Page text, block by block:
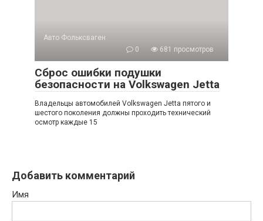
Авто Фольксваген
0
681 просмотров
Сброс ошибки подушки
безопасности на Volkswagen Jetta
Владельцы автомобилей Volkswagen Jetta пятого и
шестого поколения должны проходить технический
осмотр каждые 15
Добавить комментарий
Имя